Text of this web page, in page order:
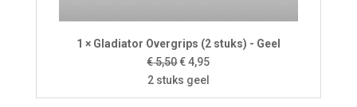
1 × Gladiator Overgrips (2 stuks) - Geel
€5,50Oorspronkelijke
prijs
was:
€4,95Huidige
is:
2 stuks geel